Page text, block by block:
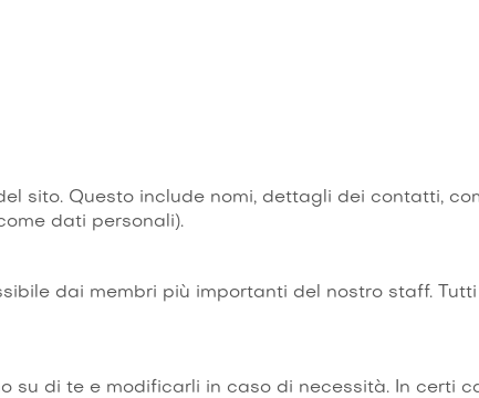
sito. Questo include nomi, dettagli dei contatti,
dati personali).
dai membri più importanti del nostro staff.
di te e modificarli in caso di necessità. In certi